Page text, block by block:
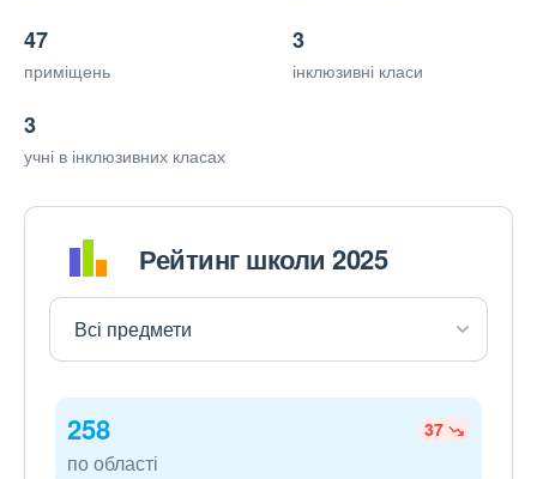
47
приміщень
3
інклюзивні класи
3
учні в інклюзивних класах
Рейтинг школи 2025
258 37
по області